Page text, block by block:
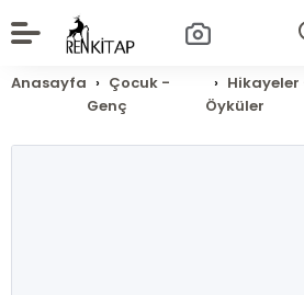
Anasayfa
Çocuk -
Genç
Hikayeler
Öyküler